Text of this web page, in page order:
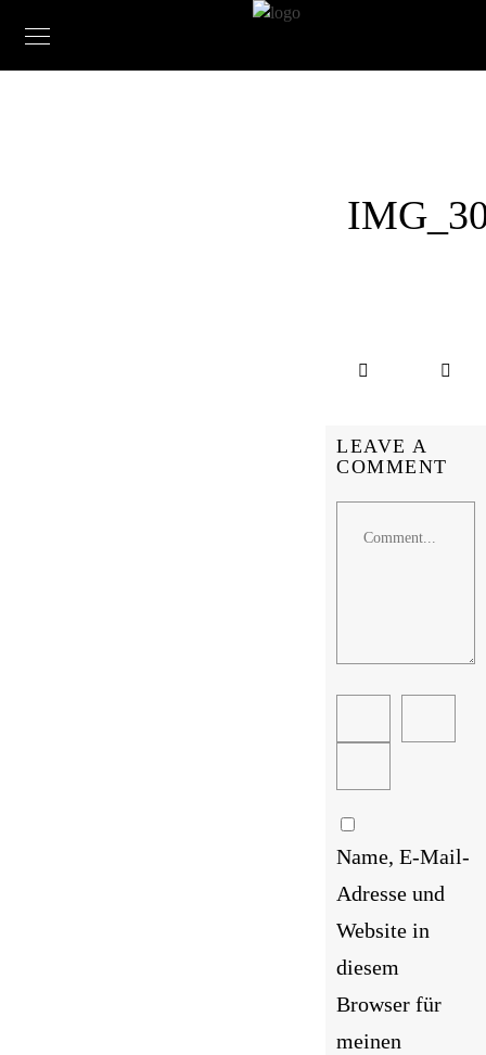
LEAVE A
COMMENT
Name, E-Mail-
Adresse und
Website in
diesem
Browser für
meinen